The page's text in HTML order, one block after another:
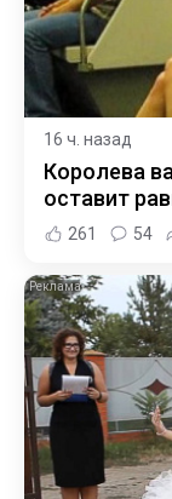
16 ч. назад
Королева
оставит
261 54